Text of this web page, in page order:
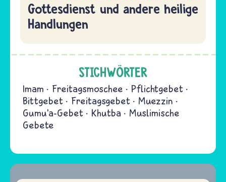
Gottesdienst und andere heilige
Handlungen
STICHWÖRTER
Imam Freitagsmoschee
Pflichtgebet
Bittgebet
Freitagsgebet
Muezzin
Gumu’a-Gebet
Khutba
Muslimische
Gebete